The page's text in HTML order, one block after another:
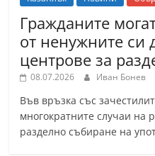
Гражданите
от ненужните си
центрове за
08.07.2026 Иван Бонев
Във връзка със
многократните случаи на
разделно събиране на